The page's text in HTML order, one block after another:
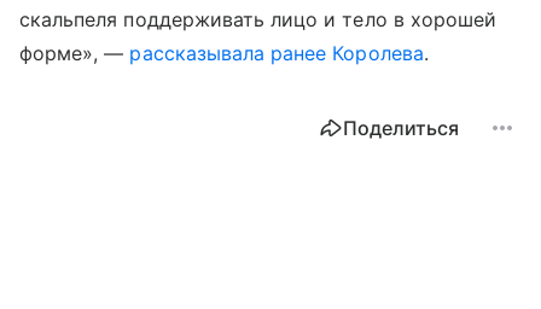
скальпеля поддерживать лицо и тело в хорошей
форме», — рассказывала ранее Королева.
Поделиться